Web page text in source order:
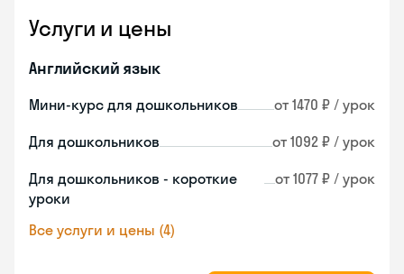
Услуги и цены
Английский язык
Мини-курс для дошкольников от 1470 ₽ / урок
Для дошкольников от 1092 ₽ / урок
Для дошкольников - короткие
уроки
от 1077 ₽ / урок
Все услуги и цены (4)